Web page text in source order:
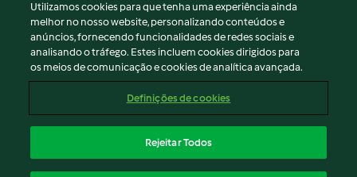
Termos de Utilização
Aviso sobre Proteção de Dados
Aviso
Apoio legal
Conteúdo do relatório
Declaração de acessibilidade
Utilizamos cookies para que tenha uma experiência ainda
melhor no nosso website, personalizando conteúdos e
anúncios, fornecendo funcionalidades de redes sociais e
analisando o tráfego. Estes incluem cookies dirigidos para
os meios de comunicação e cookies de analítica avançada.
Definições de cookies
Rejeitar Todos